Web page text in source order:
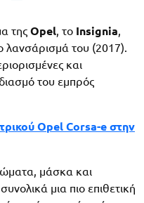
της Opel, το Insignia,
λανσάρισμά του (2017).
και
του εμπρός
Opel Corsa-e στην
μάσκα και
μια πιο επιθετική